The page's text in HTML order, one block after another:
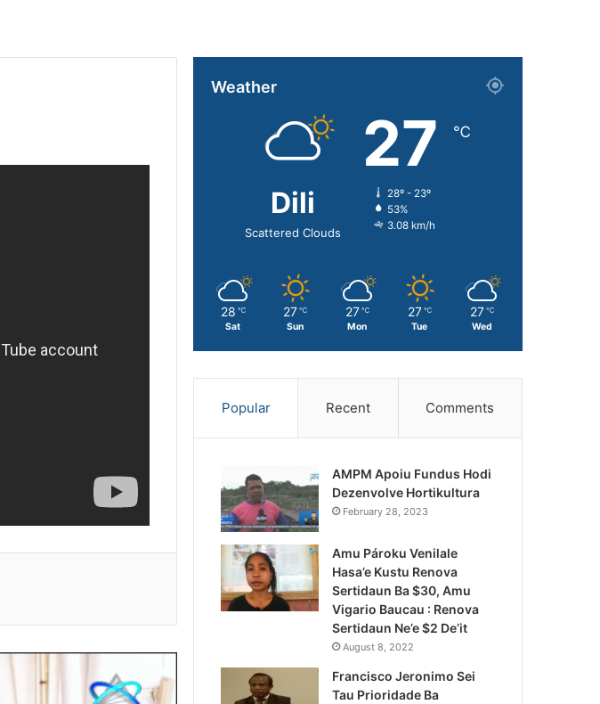
Weather
Dili
Scattered Clouds
27 ℃
28º - 23º
53%
3.08 km/h
28 ℃
Sat
27 ℃
Sun
27 ℃
Mon
27 ℃
Tue
27 ℃
Wed
Popular Recent Comments
AMPM Apoiu Fundus Hodi
Dezenvolve Hortikultura
February 28, 2023
Amu Pároku Venilale
Hasa’e Kustu Renova
Sertidaun Ba $30, Amu
Vigario Baucau : Renova
Sertidaun Ne’e $2 De’it
August 8, 2022
Francisco Jeronimo Sei
Tau Prioridade Ba